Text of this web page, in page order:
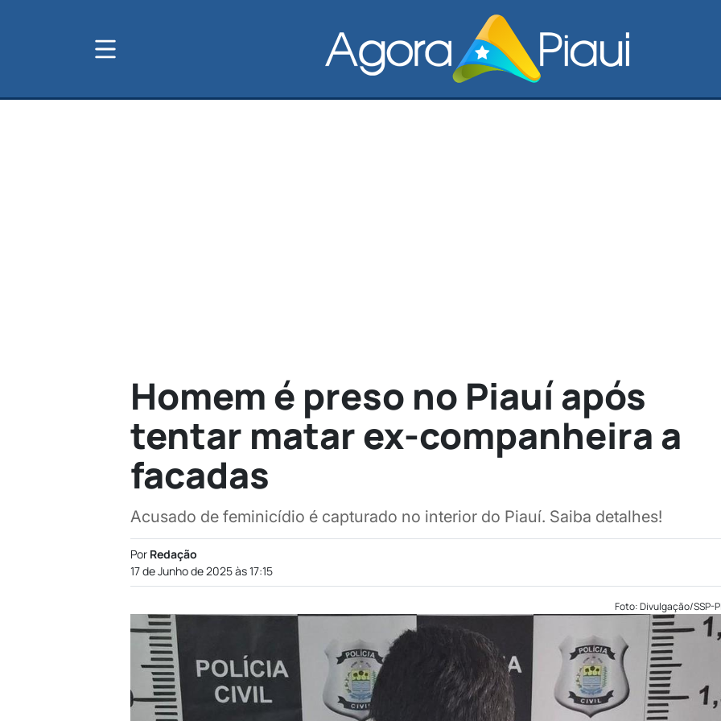
Homem é preso no Piauí após
tentar matar ex-companheira a
facadas
Acusado de feminicídio é capturado no interior do Piauí. Saiba detalhes!
Por Redação
17 de Junho de 2025 às 17:15
Foto: Divulgação/SSP-